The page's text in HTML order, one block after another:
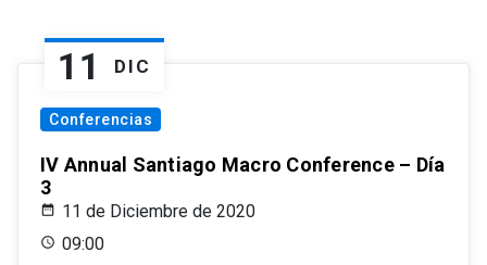
11 DIC
Conferencias
IV Annual Santiago Macro Conference – Día
3
11 de Diciembre de 2020
09:00